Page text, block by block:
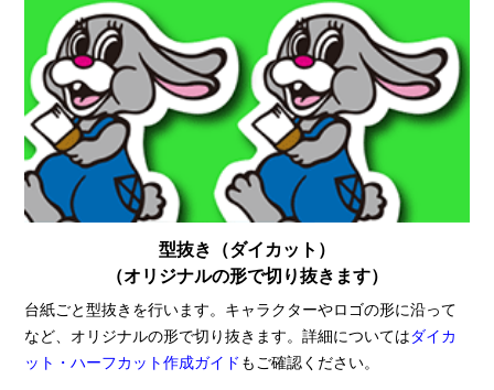
型抜き（ダイカット）
（オリジナルの形で切り抜きます）
台紙ごと型抜きを行います。キャラクターやロゴの形に沿って
など、オリジナルの形で切り抜きます。詳細についてはダイカ
ット・ハーフカット作成ガイド もご確認ください。